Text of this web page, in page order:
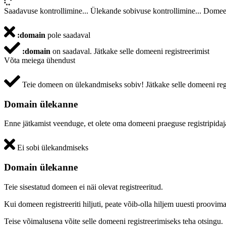
Saadavuse kontrollimine... Ülekande sobivuse kontrollimine...
:domain pole saadaval
:domain on saadaval. Jätkake selle domeeni registreerimist
Võta meiega ühendust
Teie domeen on ülekandmiseks sobiv! Jätkake selle domeeni
Domain ülekanne
Enne jätkamist veenduge, et olete oma domeeni praeguse
Ei sobi ülekandmiseks
Domain ülekanne
Teie sisestatud domeen ei näi olevat registreeritud.
Kui domeen registreeriti hiljuti, peate võib-olla hiljem uuesti
Teise võimalusena võite selle domeeni registreerimiseks teha otsingu.